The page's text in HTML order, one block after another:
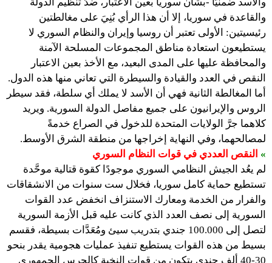
والقاعدة في سوريا، إلا أن هذا الرأي بُنِيَ على مغالطتين
رئيسيتين: الأولى تعتبر أن روسيا وإيران والنظام السوري لا
يستطيعون استعادة مناطق المجموعات المسلحة الآمنة
والمحافظة عليها على المدى البعيد، مع الأخذ بعين الاعتبار
النقص في العدد والقيادة والسيطرة التي تعاني منها هذه الدول.
أما المغالطة الثانية فهي أن الأسد لا يملك أي سلطة، فقد سيطر
الروس والإيرانيون على جميع مفاصل الدولة السورية. ويريد
كلاهما جرَّ الولايات المتحدة للدخول في الصراع خدمةً
لمصالحهما، وفي النهاية إخراجها من منطقة الشرق الأوسط.
» النقص العددي في قوات النظام السوري
لم يعُد الجيش النظامي السوري موجودًا كقوة قتالية موحَّدة
تستطيع حماية كامل سوريا، فخلال ست سنوات من الانشقاقات
والفرار من الخدمة ومعارك الاستنزاف انخفض عدد القوات
السورية إلى نصف العدد الذي كانت عليه قبل الأزمة السورية
لتصل إلى 100.000 جندي بتدريب سيئ ومُعَدَّات بسيطة، فقسم
بسيط من هذه القوات يستطيع تنفيذ عمليات هجومية يقدر بنحو
30-40 ألف جندي يتكون من قوات النخبة كالحرس الجمهوري